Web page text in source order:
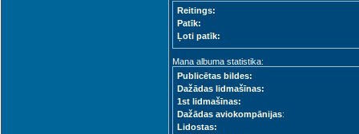
Reitings:
Patīk:
Ļoti patīk:
Mana albuma statistika:
Publicētas bildes:
Dažādas lidmašīnas:
1st lidmašīnas:
Dažādas aviokompānijas:
Lidostas: